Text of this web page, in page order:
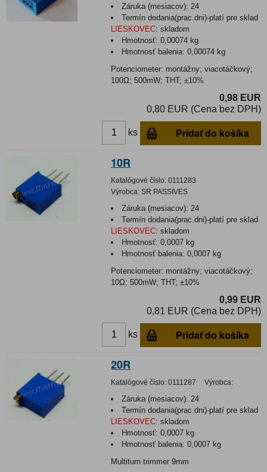
Záruka (mesiacov): 24
Termín dodania(prac.dni)-platí pre sklad
LIESKOVEC: skladom
Hmotnosť:0,00074 kg
Hmotnosť balenia:0,00074 kg
Potenciometer: montážny; viacotáčkový;
100Ω; 500mW; THT; ±10%
0,98 EUR
0,80 EUR (Cena bez DPH)
ks Pridať do košíka
10R
Katalógové číslo: 0111283
Výrobca: SR PASSIVES
Záruka (mesiacov): 24
Termín dodania(prac.dni)-platí pre sklad
LIESKOVEC: skladom
Hmotnosť:0,0007 kg
Hmotnosť balenia:0,0007 kg
Potenciometer: montážny; viacotáčkový;
10Ω; 500mW; THT; ±10%
0,99 EUR
0,81 EUR (Cena bez DPH)
ks Pridať do košíka
20R
Katalógové číslo: 0111287 Výrobca:
Záruka (mesiacov): 24
Termín dodania(prac.dni)-platí pre sklad
LIESKOVEC: skladom
Hmotnosť:0,0007 kg
Hmotnosť balenia:0,0007 kg
Multiturn trimmer 9mm